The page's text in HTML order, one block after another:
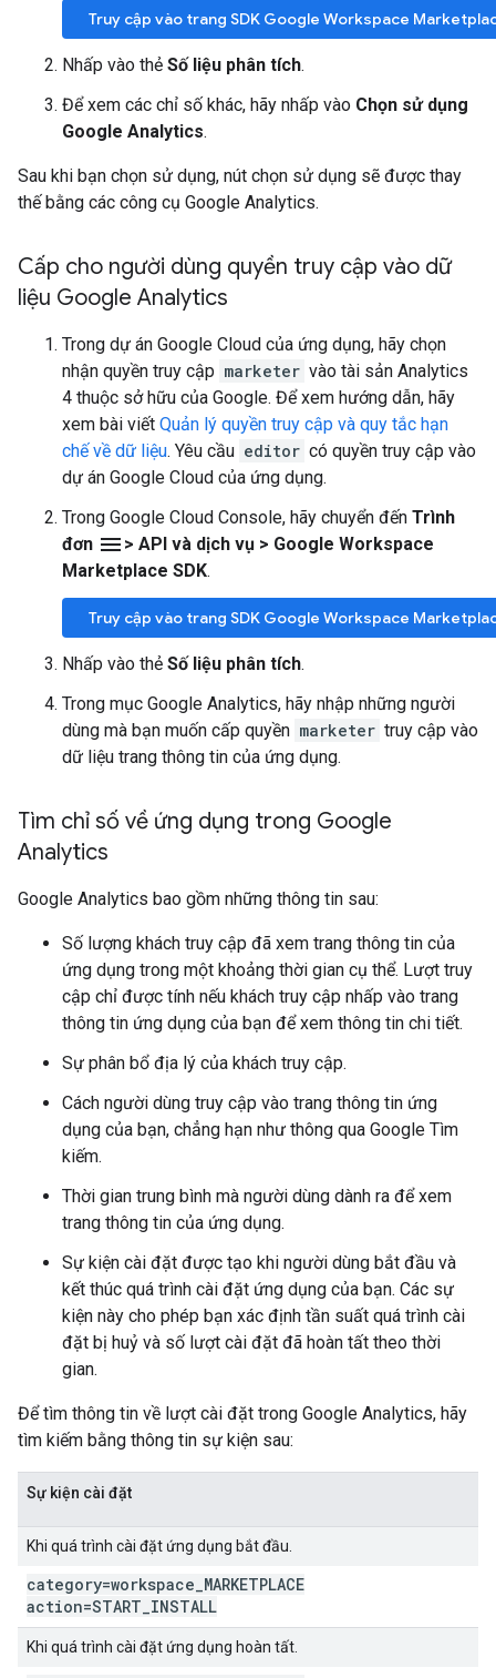
Truy cập vào trang SDK Google Workspace
Nhấp vào thẻ Số liệu phân tích.
Để xem các chỉ số khác, hãy nhấp vào Chọn sử dụng
Google Analytics.
Sau khi bạn chọn sử dụng, nút chọn sử dụng sẽ được thay
thế bằng các công cụ Google Analytics.
Cấp cho người dùng quyền truy cập vào dữ
liệu Google Analytics
Trong dự án Google Cloud của ứng dụng, hãy chọn
nhận quyền truy cập marketer vào tài sản Analytics
4 thuộc sở hữu của Google. Để xem hướng dẫn, hãy
xem bài viết Quản lý quyền truy cập và quy tắc hạn
chế về dữ liệu. Yêu cầu editor có quyền truy cập vào
dự án Google Cloud của ứng dụng.
Trong Google Cloud Console, hãy chuyển đến Trình
đơn menu > API và dịch vụ > Google Workspace
Marketplace SDK.
Truy cập vào trang SDK Google Workspace
Nhấp vào thẻ Số liệu phân tích.
Trong mục Google Analytics, hãy nhập những người
dùng mà bạn muốn cấp quyền marketer truy cập vào
dữ liệu trang thông tin của ứng dụng.
Tìm chỉ số về ứng dụng trong Google
Analytics
Google Analytics bao gồm những thông tin sau:
Số lượng khách truy cập đã xem trang thông tin của
ứng dụng trong một khoảng thời gian cụ thể. Lượt truy
cập chỉ được tính nếu khách truy cập nhấp vào trang
thông tin ứng dụng của bạn để xem thông tin chi tiết.
Sự phân bổ địa lý của khách truy cập.
Cách người dùng truy cập vào trang thông tin ứng
dụng của bạn, chẳng hạn như thông qua Google Tìm
kiếm.
Thời gian trung bình mà người dùng dành ra để xem
trang thông tin của ứng dụng.
Sự kiện cài đặt được tạo khi người dùng bắt đầu và
kết thúc quá trình cài đặt ứng dụng của bạn. Các sự
kiện này cho phép bạn xác định tần suất quá trình cài
đặt bị huỷ và số lượt cài đặt đã hoàn tất theo thời
gian.
Để tìm thông tin về lượt cài đặt trong Google Analytics, hãy
tìm kiếm bằng thông tin sự kiện sau:
Sự kiện cài đặt
Khi quá trình cài đặt ứng dụng bắt đầu.
category=workspace MARKETPLACE
action=START INSTALL
Khi quá trình cài đặt ứng dụng hoàn tất.